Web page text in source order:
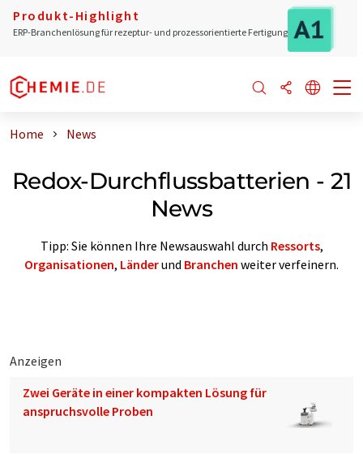
Produkt-Highlight
ERP-Branchenlösung für rezeptur- und prozessorientierte Fertigung
Home News
Redox-Durchflussbatterien - 21
News
Tipp: Sie können Ihre Newsauswahl durch Ressorts,
Organisationen, Länderund Branchen weiter verfeinern.
Anzeigen
Zwei Geräte in einer kompakten Lösung für
anspruchsvolle Proben